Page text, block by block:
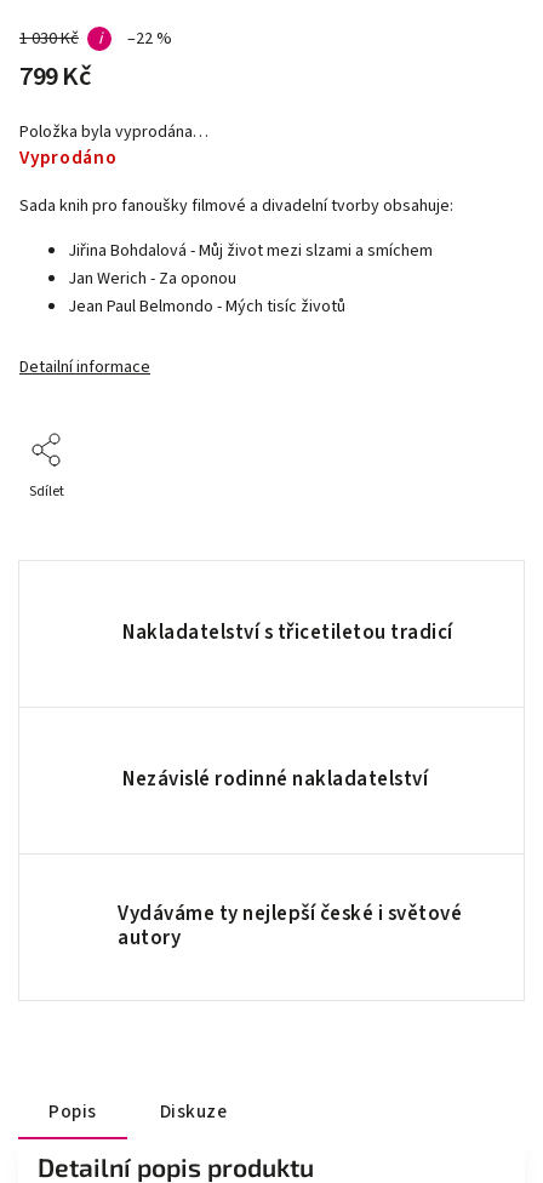
1 030 Kč i –22 %
799 Kč
Vyprodáno
Položka byla vyprodána…
Sada knih pro fanoušky filmové a divadelní tvorby obsahuje:
Jiřina Bohdalová - Můj život mezi slzami a smíchem
Jan Werich - Za oponou
Jean Paul Belmondo - Mých tisíc životů
Detailní informace
Sdílet
Nakladatelství s třicetiletou tradicí
Nezávislé rodinné nakladatelství
Vydáváme ty nejlepší české i světové
autory
Popis Diskuze
Detailní popis produktu